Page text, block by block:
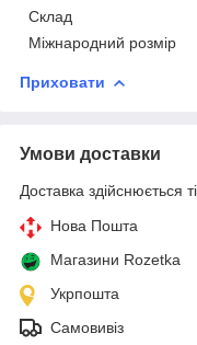
Склад
Міжнародний розмір
Приховати
Умови доставки
Доставка здійснюється
Нова Пошта
Магазини Rozetka
Укрпошта
Самовивіз